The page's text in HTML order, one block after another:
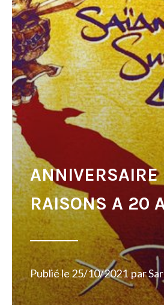
ANNIVERSAIRE
RAISONS A 20
Publié le25/10/2021 par